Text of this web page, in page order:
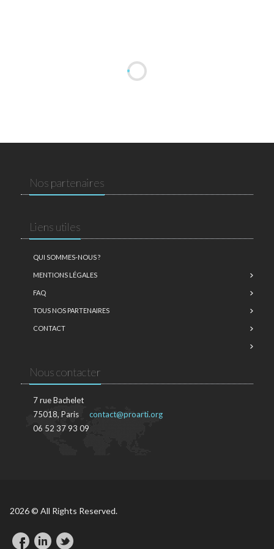
Nos partenaires
Liens utiles
QUI SOMMES-NOUS ?
MENTIONS LÉGALES
FAQ
TOUS NOS PARTENAIRES
CONTACT
Nous contacter
7 rue Bachelet
75018, Paris
06 52 37 93 09
contact@proarti.org
2026 © All Rights Reserved.